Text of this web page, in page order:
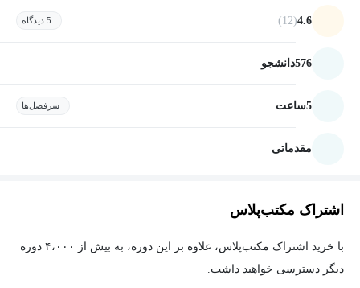
4.6
(12) 5 دیدگاه
576دانشجو
5ساعت سرفصل‌ها
مقدماتی
اشتراک مکتب‌پلاس
با خرید اشتراک مکتب‌پلاس، علاوه بر این دوره، به بیش از ۴،۰۰۰ دوره
دیگر دسترسی خواهید داشت.